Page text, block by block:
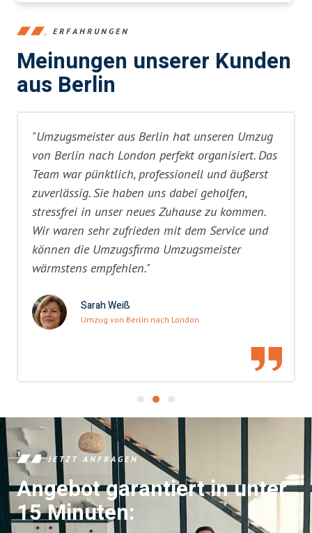
ERFAHRUNGEN
Meinungen unserer Kunden
aus Berlin
"Umzugsmeister aus Berlin hat unseren Umzug
von Berlin nach London perfekt organisiert. Das
Team war pünktlich, professionell und äußerst
zuverlässig. Sie haben uns dabei geholfen,
stressfrei in unser neues Zuhause zu kommen.
Wir waren sehr zufrieden mit dem Service und
können die Umzugsfirma Umzugsmeister
wärmstens empfehlen."
Sarah Weiß
Umzug von Berlin nach London
JETZT ANFRAGEN
Angebot garantiert in unter
15 Minuten: